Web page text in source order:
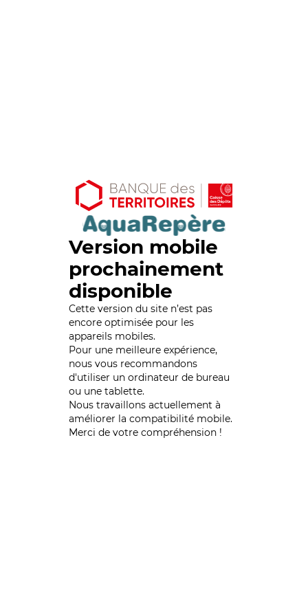
Version mobile
prochainement
disponible
Cette version du site n’est pas
encore optimisée pour les
appareils mobiles.
Pour une meilleure expérience,
nous vous recommandons
d'utiliser un ordinateur de bureau
ou une tablette.
Nous travaillons actuellement à
améliorer la compatibilité mobile.
Merci de votre compréhension !